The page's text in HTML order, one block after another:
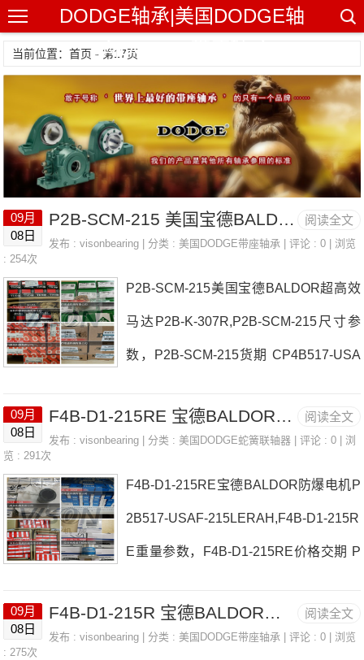
DODGE轴承|美国DODGE轴
承|DODGE带座轴承
当前位置：首页 - 第17页
阅读全文
09月
08日
P2B-SCM-215 美国宝德BALDOR超高效马达 INS-SCEZ-35M-SS
发布 :visonbearing | 分类 :美国DODGE带座轴承 | 评论 : 0 | 浏览
: 254次
P2B-SCM-215美国宝德BALDOR超高效
马达P2B-K-307R,P2B-SCM-215尺寸参
数，P2B-SCM-215货期 CP4B517-USA
厂家P2B-S2-211LF4B-C-115日本EASE
-SCM-65M日本EASE轴承P2B-SCM-21
5参数P2B-SCM-215价格,P2B-SCM-215
采购 热销型号推荐：P2B-SCM-215，N
推荐：F4B-SC-107-NL1080TGRIDP2B-
阅读全文
09月
08日
F4B-D1-215RE 宝德BALDOR防爆电机 P4B-IP-315LE
发布 :visonbearing | 分类 :美国DODGE蛇簧联轴器 | 评论 : 0 | 浏
览 : 291次
F4B-D1-215RE宝德BALDOR防爆电机P
2B517-USAF-215LERAH,F4B-D1-215R
E重量参数，F4B-D1-215RE价格交期 P
D1-215RE厂家P4B-DIAH-315ETB-SC-
阅读全文
09月
08日
F4B-D1-215R 宝德BALDOR直流电机 522TT100
发布 :visonbearing | 分类 :美国DODGE带座轴承 | 评论 : 0 | 浏览
: 275次